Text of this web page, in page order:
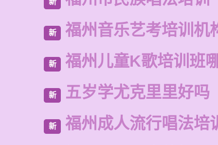
新
新 福州音乐艺考培训机
新 福州儿童K歌培训班
新 五岁学尤克里里好吗
新 福州成人流行唱法培